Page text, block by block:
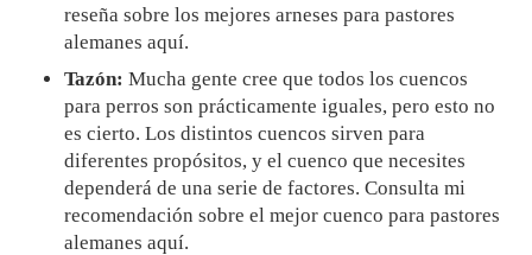
reseña sobre los mejores arneses para pastores
alemanes aquí.
Tazón: Mucha gente cree que todos los cuencos
para perros son prácticamente iguales, pero esto no
es cierto. Los distintos cuencos sirven para
diferentes propósitos, y el cuenco que necesites
dependerá de una serie de factores. Consulta mi
recomendación sobre el mejor cuenco para pastores
alemanes aquí.